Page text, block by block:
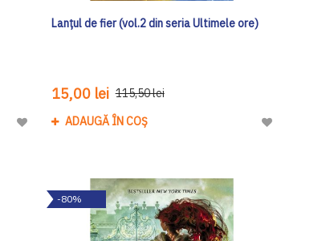
Adaugă
Dorinte
Lanţul de fier (vol.2 din seria Ultimele ore)
15,00 lei 115,50 lei
ADAUGĂ ÎN COȘ
Adaugă
-80%